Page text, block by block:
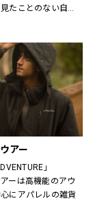
たことのない自
っと自由に。GU
アー
」
ーは高機能のアウ
にアパレルの雑貨